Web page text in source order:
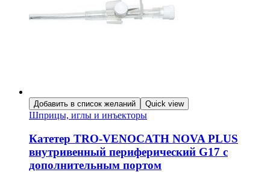
Добавить в список желаний Quick view
Шприцы, иглы и инъекторы
Катетер TRO-VENOCATH NOVA PLUS
внутривенный периферический G17 с
дополнительным портом